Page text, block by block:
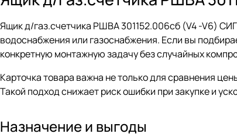
Ящик д/газ.счетчика РШВА 301152.006сб (V4 -V6)
водоснабжения или газоснабжения. Если вы
конкретную монтажную задачу без случайных
Карточка товара важна не только для сравнения
Такой подход снижает риск ошибки при закупке и
Назначение и выгоды